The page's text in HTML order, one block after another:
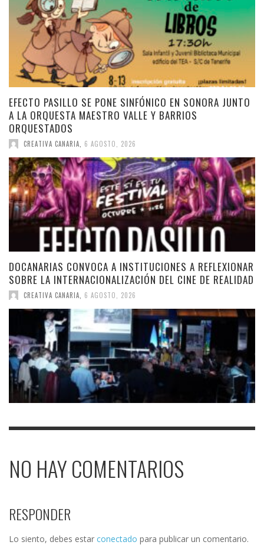
EFECTO PASILLO SE PONE SINFÓNICO EN SONORA JUNTO
A LA ORQUESTA MAESTRO VALLE Y BARRIOS
ORQUESTADOS
CREATIVA CANARIA 6 AGOSTO, 2026
DOCANARIAS CONVOCA A INSTITUCIONES A REFLEXIONAR
SOBRE LA INTERNACIONALIZACIÓN DEL CINE DE REALIDAD
CREATIVA CANARIA 6 AGOSTO, 2026
NO HAY COMENTARIOS
RESPONDER
Lo siento, debes estar conectado para publicar un comentario.